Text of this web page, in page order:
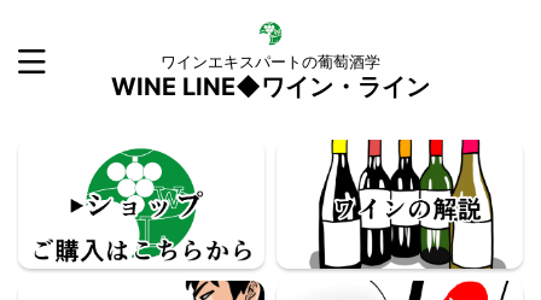
ワインエキスパートの葡萄酒学
WINE LINE◆ワイン・ライン